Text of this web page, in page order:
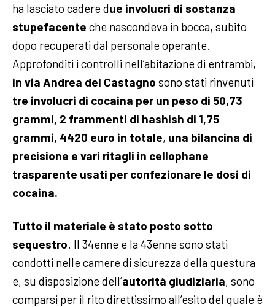
ha lasciato cadere due involucri di sostanza
stupefacente che nascondeva in bocca, subito
dopo recuperati dal personale operante.
Approfonditi i controlli nell’abitazione di entrambi,
in via Andrea del Castagno sono stati rinvenuti
tre involucri di cocaina per un peso di 50,73
grammi, 2 frammenti di hashish di 1,75
grammi, 4420 euro in totale, una bilancina di
precisione e vari ritagli in cellophane
trasparente usati per confezionare le dosi di
cocaina.
Tutto il materiale è stato posto sotto
sequestro. Il 34enne e la 43enne sono stati
condotti nelle camere di sicurezza della questura
e, su disposizione dell’autorità giudiziaria, sono
comparsi per il rito direttissimo all’esito del quale è